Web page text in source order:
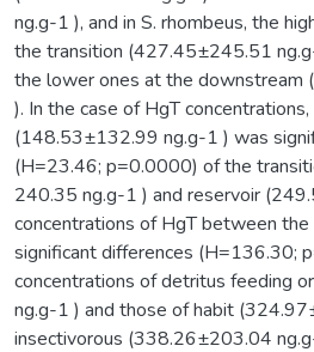
ng.g-1 ), and in S. rhombeus, the
the transition (427.45±245.51
the lower ones at the
). In the case of HgT
(148.53±132.99 ng.g-1 ) was
(H=23.46; p=0.0000) of the
240.35 ng.g-1 ) and reservoir
concentrations of HgT between
significant differences (H=136.30;
concentrations of detritus feeding
ng.g-1 ) and those of habit
insectivorous (338.26±203.04